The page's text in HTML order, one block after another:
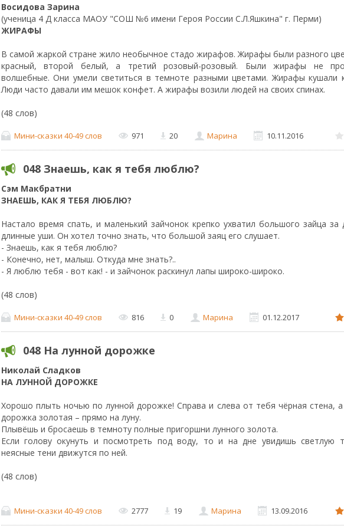
Восидова Зарина
(ученица 4 Д класса МАОУ "СОШ №6 имени Героя России С.Л.Яшкина" г. Перми)
ЖИРАФЫ
В самой жаркой стране жило необычное стадо жирафов. Жирафы были разного
красный, второй белый, а третий розовый-розовый. Были жирафы не
волшебные. Они умели светиться в темноте разными цветами. Жирафы кушали
Люди часто давали им мешок конфет. А жирафы возили людей на своих спинах.
(48 слов)
Мини-сказки 40-49 слов 971 20 Марина 10.11.2016
048 Знаешь, как я тебя люблю?
Сэм Макбратни
ЗНАЕШЬ, КАК Я ТЕБЯ ЛЮБЛЮ?
Настало время спать, и маленький зайчонок крепко ухватил большого зайца за
длинные уши. Он хотел точно знать, что большой заяц его слушает.
- Знаешь, как я тебя люблю?
- Конечно, нет, малыш. Откуда мне знать?..
- Я люблю тебя - вот как! - и зайчонок раскинул лапы широко-широко.
(48 слов)
Мини-сказки 40-49 слов 816 0 Марина 01.12.2017
048 На лунной дорожке
Николай Сладков
НА ЛУННОЙ ДОРОЖКЕ
Хорошо плыть ночью по лунной дорожке! Справа и слева от тебя чёрная стена,
дорожка золотая – прямо на луну.
Плывёшь и бросаешь в темноту полные пригоршни лунного золота.
Если голову окунуть и посмотреть под воду, то и на дне увидишь светлую
неясные тени движутся по ней.
(48 слов)
Мини-сказки 40-49 слов 2777 19 Марина 13.09.2016